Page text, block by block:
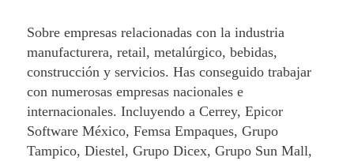
Sobre empresas relacionadas con la industria
manufacturera, retail, metalúrgico, bebidas,
construcción y servicios. Has conseguido trabajar
con numerosas empresas nacionales e
internacionales. Incluyendo a Cerrey, Epicor
Software México, Femsa Empaques, Grupo
Tampico, Diestel, Grupo Dicex, Grupo Sun Mall,